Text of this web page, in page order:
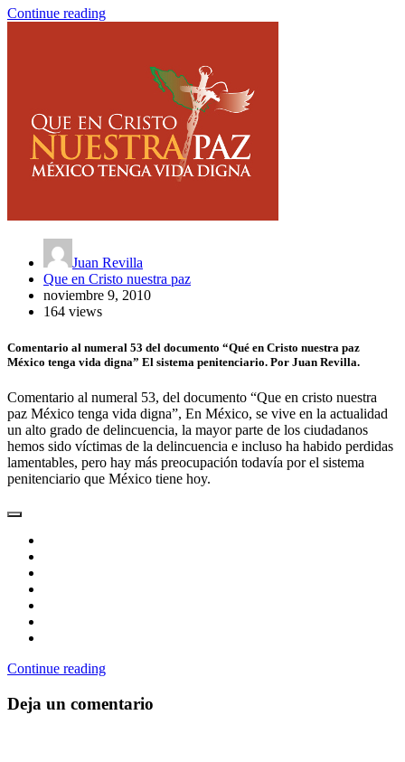
Continue reading
Juan Revilla
Que en Cristo nuestra paz
noviembre 9, 2010
164 views
Comentario al numeral 53 del documento “Qué en Cristo nuestra paz
México tenga vida digna” El sistema penitenciario. Por Juan Revilla.
Comentario al numeral 53, del documento “Que en cristo nuestra
paz México tenga vida digna”, En México, se vive en la actualidad
un alto grado de delincuencia, la mayor parte de los ciudadanos
hemos sido víctimas de la delincuencia e incluso ha habido perdidas
lamentables, pero hay más preocupación todavía por el sistema
penitenciario que México tiene hoy.
Continue reading
Deja un comentario